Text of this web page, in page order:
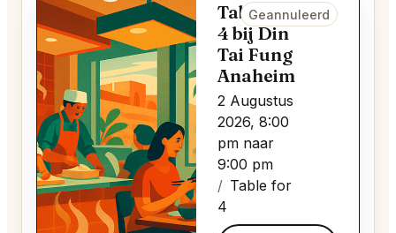
Table for
4 bij Din
Tai Fung
Anaheim
2 Augustus
2026, 8:00
pm naar
9:00 pm
Table for
4
Geannuleerd